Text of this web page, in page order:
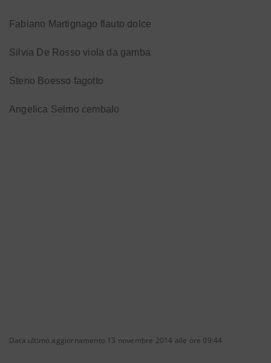
Fabiano Martignago flauto dolce
Silvia De Rosso viola da gamba
Steno Boesso fagotto
Angelica Selmo cembalo
Data ultimo aggiornamento 13 novembre 2014 alle ore 09:44